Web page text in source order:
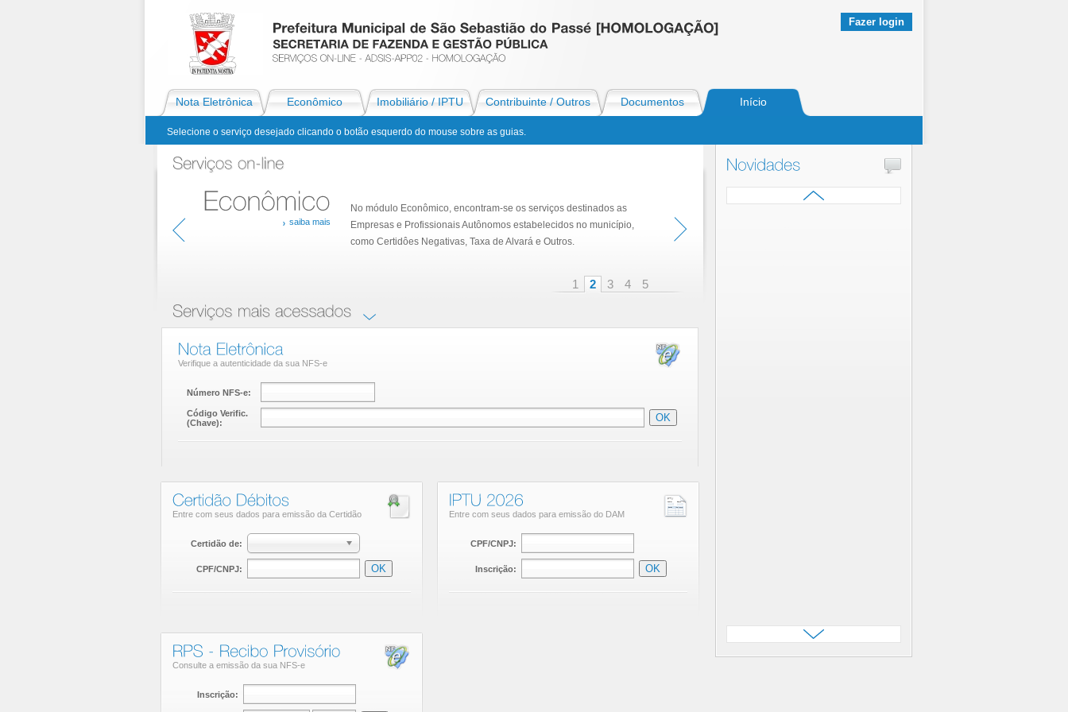
Fazer login
Nota Eletrônica Econômico Imobiliário / IPTU Contribuinte / Outros Documentos Início
Selecione o serviço desejado clicando o botão esquerdo do mouse sobre as guias.
saiba mais
No módulo Econômico, encontram-se os serviços destinados as
Empresas e Profissionais Autônomos estabelecidos no município,
como Certidôes Negativas, Taxa de Alvará e Outros.
1 2 3 4 5
Verifique a autenticidade da sua NFS-e
Número NFS-e:
Código Verific.
(Chave):
Entre com seus dados para emissão da Certidão
Certidão de:
CPF/CNPJ:
Entre com seus dados para emissão do DAM
CPF/CNPJ:
Inscrição:
Consulte a emissão da sua NFS-e
Inscrição: